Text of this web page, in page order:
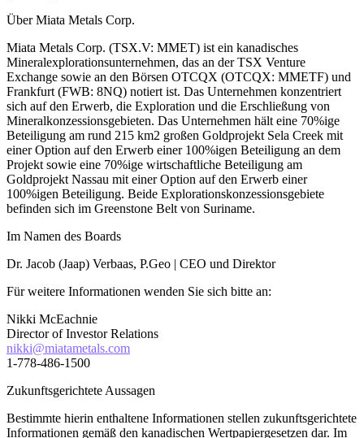
Über Miata Metals Corp.
Miata Metals Corp. (TSX.V: MMET) ist ein kanadisches
Mineralexplorationsunternehmen, das an der TSX Venture
Exchange sowie an den Börsen OTCQX (OTCQX: MMETF) und
Frankfurt (FWB: 8NQ) notiert ist. Das Unternehmen konzentriert
sich auf den Erwerb, die Exploration und die Erschließung von
Mineralkonzessionsgebieten. Das Unternehmen hält eine 70%ige
Beteiligung am rund 215 km2 großen Goldprojekt Sela Creek mit
einer Option auf den Erwerb einer 100%igen Beteiligung an dem
Projekt sowie eine 70%ige wirtschaftliche Beteiligung am
Goldprojekt Nassau mit einer Option auf den Erwerb einer
100%igen Beteiligung. Beide Explorationskonzessionsgebiete
befinden sich im Greenstone Belt von Suriname.
Im Namen des Boards
Dr. Jacob (Jaap) Verbaas, P.Geo | CEO und Direktor
Für weitere Informationen wenden Sie sich bitte an:
Nikki McEachnie
Director of Investor Relations
nikki@miatametals.com
1-778-486-1500
Zukunftsgerichtete Aussagen
Bestimmte hierin enthaltene Informationen stellen zukunftsgerichtete
Informationen gemäß den kanadischen Wertpapiergesetzen dar. Im